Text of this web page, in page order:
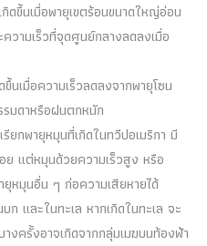
ขึ้นเมื่อพายุเขตร้อนขนาดใหญ่อ่อน
ามเร็วที่จุดศูนย์กลางลดลงเมื่อ
นเมื่อความเร็วลดลงจากพายุโซน
มดาหรือฝนตกหนัก
ยกพายุหมุนที่เกิดในทวีปอเมริกา มี
ย แต่หมุนด้วยความเร็วสูง หรือ
หมุนอื่น ๆ ก่อความเสียหายได้
และในทะเล หากเกิดในทะเล จะ
งครั้งอาจเกิดจากกลุ่มเมฆบนท้องฟ้า